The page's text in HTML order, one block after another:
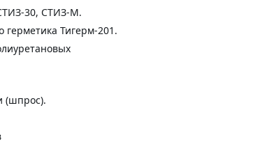
30, СТИЗ-М.
Тигерм-201.
(шпрос).